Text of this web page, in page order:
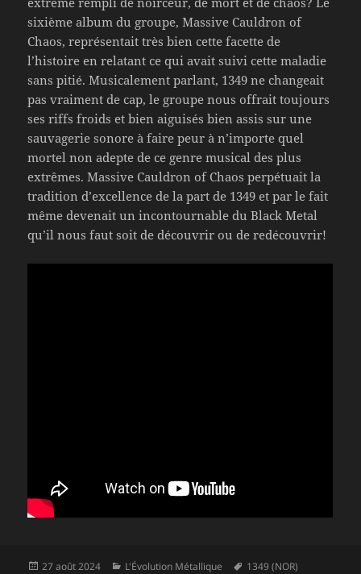
sixième album du groupe, Massive Cauldron of
Chaos, représentait très bien cette facette de
l’histoire en relatant ce qui avait suivi cette maladie
sans pitié. Musicalement parlant, 1349 ne changeait
pas vraiment de cap, le groupe nous offrait toujours
ses riffs froids et bien aiguisés bien assis sur une
sauvagerie sonore à faire peur à n’importe quel
mortel non adepte de ce genre musical des plus
extrêmes. Massive Cauldron of Chaos perpétuait la
tradition d’excellence de la part de 1349 et par le fait
même devenait un incontournable du Black Metal
qu’il nous faut soit de découvrir ou de redécouvrir!
Publié
27 août 2024 Catégories
L'Évolution Métallique
Mots-
1349 (NOR)